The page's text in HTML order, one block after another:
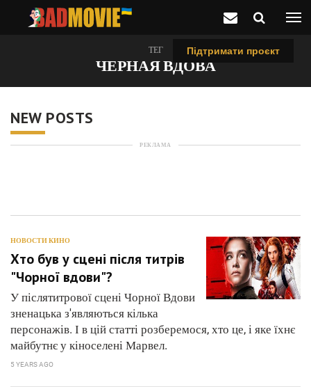
Підтримати проєкт
ТЕГ
ЧЕРНАЯ ВДОВА
NEW POSTS
РЕКЛАМА
НОВОСТИ КИНО
Хто був у сцені після титрів
"Чорної вдови"?
У післятитрової сцені Чорної Вдови
зненацька з'являються кілька
персонажів. І в цій статті розберемося, хто це, і яке їхнє
майбутнє у кіноселені Марвел.
5 YEARS AGO